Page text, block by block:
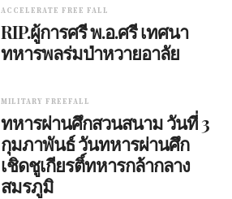
ACCELERATE FREE FALL
RIP.ผู้การศรี พ.อ.ศรี เทศนา
ทหารพลร่มป่าหวายอาลัย
MILITARY FREEFALL
ทหารผ่านศึกสวนสนาม วันที่ 3
กุมภาพันธ์ วันทหารผ่านศึก
เชิดชูเกียรติ์ทหารกล้ากลาง
สมรภูมิ